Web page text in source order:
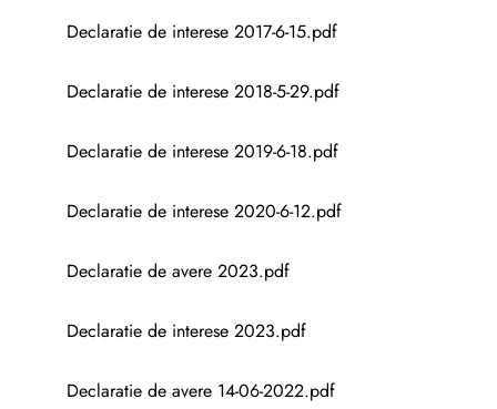
Declaratie de interese 2017-6-15.pdf
Declaratie de interese 2018-5-29.pdf
Declaratie de interese 2019-6-18.pdf
Declaratie de interese 2020-6-12.pdf
Declaratie de avere 2023.pdf
Declaratie de interese 2023.pdf
Declaratie de avere 14-06-2022.pdf